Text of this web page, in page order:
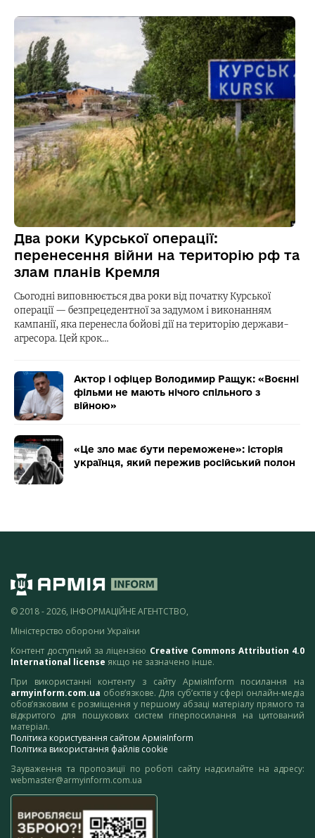
Два роки Курської операції:
перенесення війни на територію рф та
злам планів Кремля
Сьогодні виповнюється два роки від початку Курської
операції — безпрецедентної за задумом і виконанням
кампанії, яка перенесла бойові дії на територію держави-
агресора. Цей крок…
Актор і офіцер Володимир Ращук: «Воєнні
фільми не мають нічого спільного з
війною»
«Це зло має бути переможене»: історія
українця, який пережив російський полон
© 2018 - 2026, ІНФОРМАЦІЙНЕ АГЕНТСТВО,
Міністерство оборони України
Контент доступний за ліцензією Creative Commons Attribution 4.0
International license якщо не зазначено інше.
При використанні контенту з сайту АрміяInform посилання на
armyinform.com.ua обов’язкове. Для суб’єктів у сфері онлайн-медіа
обов’язковим є розміщення у першому абзаці матеріалу прямого та
відкритого для пошукових систем гіперпосилання на цитований
матеріал.
Політика користування сайтом АрміяInform
Політика використання файлів cookie
Зауваження та пропозиції по роботі сайту надсилайте на адресу:
webmaster@armyinform.com.ua